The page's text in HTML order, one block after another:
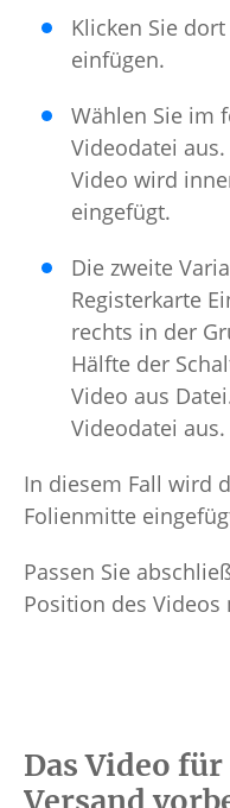
Klicken Sie
einfügen.
Wählen Sie im
Videodatei
Video wird
eingefügt.
Die zweite
Registerkarte
rechts in der
Hälfte der
Video aus
Videodatei aus.
In diesem Fall wird
Folienmitte
Passen Sie
Position des Videos
Das Video